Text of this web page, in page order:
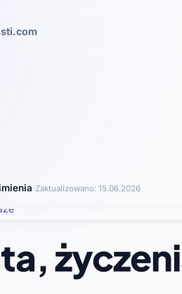
·Zaktualizowano: 15.06.2026